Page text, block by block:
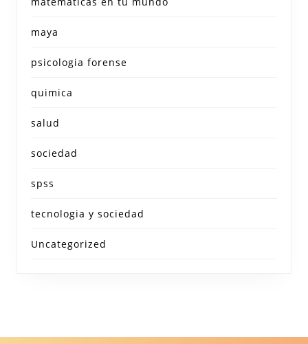
maya
psicologia forense
quimica
salud
sociedad
spss
tecnologia y sociedad
Uncategorized